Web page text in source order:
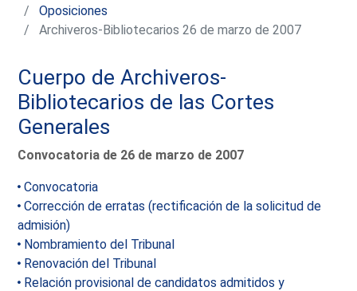
Oposiciones
Archiveros-Bibliotecarios 26 de marzo de 2007
Cuerpo de Archiveros-
Bibliotecarios de las Cortes
Generales
Convocatoria de 26 de marzo de 2007
Convocatoria
Corrección de erratas (rectificación de la solicitud de
admisión)
Nombramiento del Tribunal
Renovación del Tribunal
Relación provisional de candidatos admitidos y